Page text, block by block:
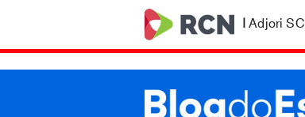
|Adjori SC